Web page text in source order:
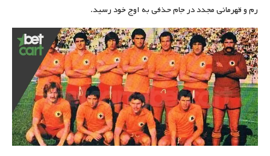
رم و قهرمانی مجدد در جام حذفی به اوج خود رسید.